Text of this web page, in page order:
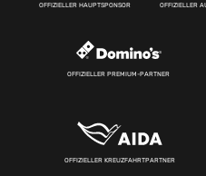
OFFIZIELLER HAUPTSPONSOR OFFIZIELLER
OFFIZIELLER PREMIUM-PARTNER
OFFIZIELLER KREUZFAHRTPARTNER